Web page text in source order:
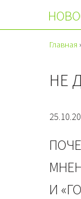
Главная ›
НЕ
И